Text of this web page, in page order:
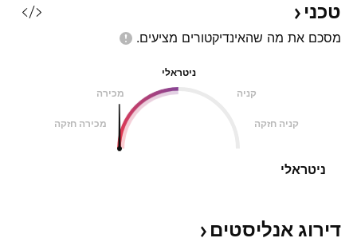
טכני
מסכם את מה שהאינדיקטורים מציעים.
ניטראלי
מכירה
קניה
מכירה חזקה קניה חזקה
ניטראלי
דירוג אנליסטים